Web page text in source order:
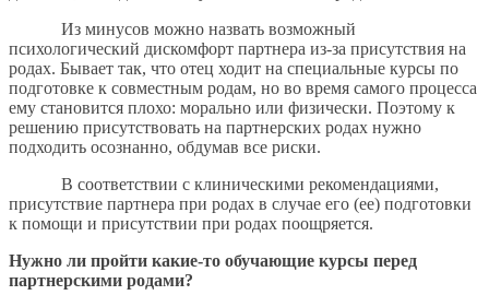
Из минусов можно назвать возможный
психологический дискомфорт партнера из-за присутствия на
родах. Бывает так, что отец ходит на специальные курсы по
подготовке к совместным родам, но во время самого процесса
ему становится плохо: морально или физически. Поэтому к
решению присутствовать на партнерских родах нужно
подходить осознанно, обдумав все риски.
В соответствии с клиническими рекомендациями,
присутствие партнера при родах в случае его (ее) подготовки
к помощи и присутствии при родах поощряется.
Нужно ли пройти какие-то обучающие курсы перед
партнерскими родами?